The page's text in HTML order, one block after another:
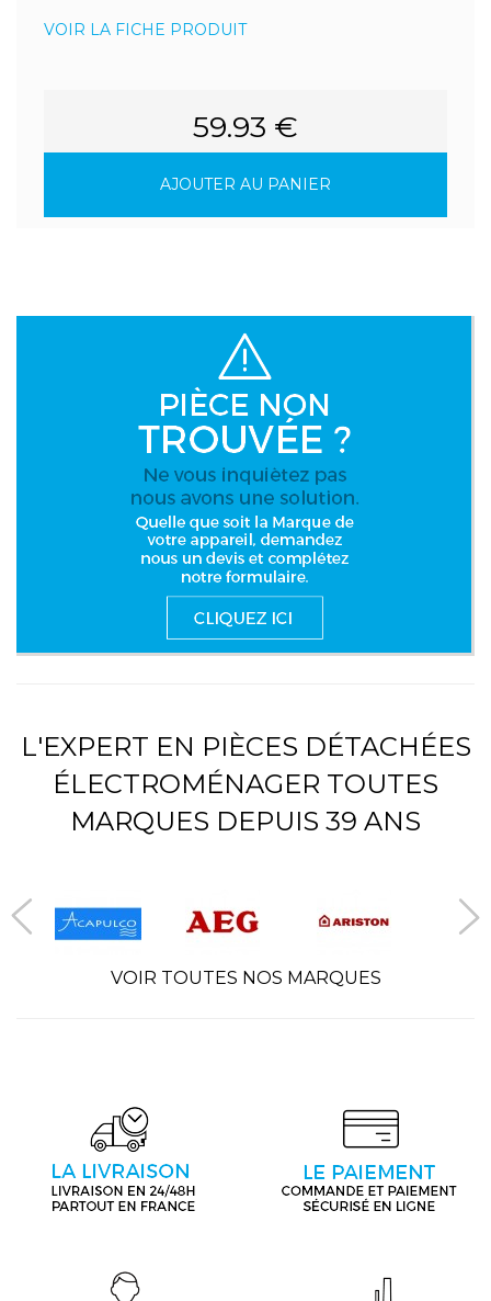
VOIR LA FICHE PRODUIT
59.93 €
AJOUTER AU PANIER
L'EXPERT EN PIÈCES DÉTACHÉES
ÉLECTROMÉNAGER TOUTES
MARQUES DEPUIS 39 ANS
VOIR TOUTES NOS MARQUES